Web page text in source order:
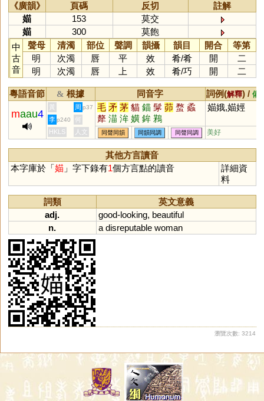
《廣韻》 頁碼 反切
註解
媌
153
莫交
媌
300
莫飽
中
古
音
聲母 清濁 部位 聲調 韻攝 韻目 開合
等第
明
次濁 唇 平 效 肴/肴 開
二
明
次濁 唇 上 效 肴/巧 開 二
粵語音節 & 根據 同音字 詞例(解釋) / 備
maau4
黃 周 p37 毛 矛 茅 貓 錨 髳 茆 蝥 蟊
犛 渵 洠 嫹 鉾 鶜
媌娥,媌娙
李 p240
何
HKLS
人文 同聲同韻 同韻同調 同聲同調 美好
其他方言讀音
本字庫於「媌 」字下錄有1個方言點的讀音
詳細資
料
詞類
英文意義
adj.
good-looking, beautiful
n.
a disreputable woman
瀏覽次數: 3214